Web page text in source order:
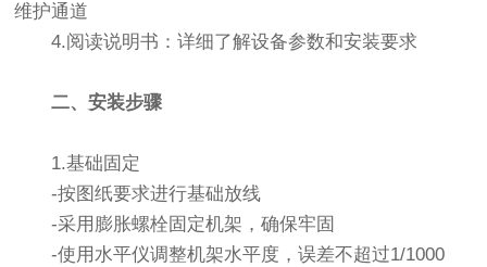
维护通道
4.阅读说明书：详细了解设备参数和安装要求
二、安装步骤
1.基础固定
-按图纸要求进行基础放线
-采用膨胀螺栓固定机架，确保牢固
-使用水平仪调整机架水平度，误差不超过1/1000